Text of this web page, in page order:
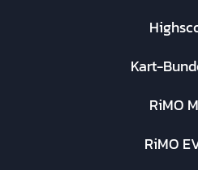
Kart-
RiMO
RiMO